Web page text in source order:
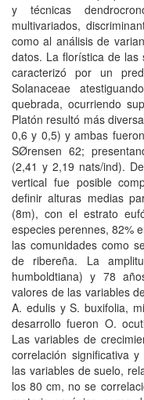
y técnicas
multivariados,
como al análisis de
datos. La florística de las
caracterizó por un
Solanaceae
quebrada, ocurriendo
Platón resultó más
0,6 y 0,5) y ambas
SØrensen 62;
(2,41 y 2,19 nats/ind).
vertical fue posible
definir alturas medias
(8m), con el estrato
especies perennes, 82%
las comunidades como
de ribereña. La
humboldtiana) y 78
valores de las variables
A. edulis y S. buxifolia,
desarrollo fueron O.
Las variables de
correlación significativa
las variables de suelo,
los 80 cm, no se